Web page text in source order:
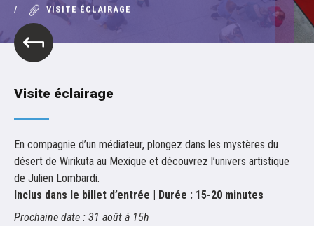
VISITE ÉCLAIRAGE
Visite éclairage
En compagnie d’un médiateur, plongez dans les mystères du
désert de Wirikuta au Mexique et découvrez l’univers artistique
de Julien Lombardi.
Inclus dans le billet d’entrée | Durée : 15-20 minutes
Prochaine date : 31 août à 15h